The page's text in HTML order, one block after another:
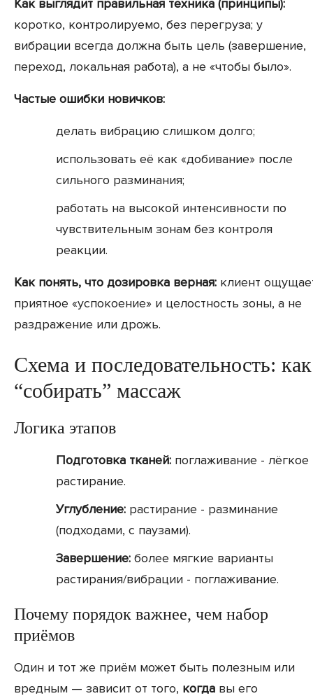
Как выглядит правильная техника (принципы):
коротко, контролируемо, без перегруза; у
вибрации всегда должна быть цель (завершение,
переход, локальная работа), а не «чтобы было».
Частые ошибки новичков:
делать вибрацию слишком долго;
использовать её как «добивание» после
сильного разминания;
работать на высокой интенсивности по
чувствительным зонам без контроля
реакции.
Как понять, что дозировка верная: клиент
приятное «успокоение» и целостность зоны, а не
раздражение или дрожь.
Схема и последовательность: как
“собирать” массаж
Логика этапов
Подготовка тканей: поглаживание - лёгкое
растирание.
Углубление: растирание - разминание
(подходами, с паузами).
Завершение: более мягкие варианты
растирания/вибрации - поглаживание.
Почему порядок важнее, чем набор
приёмов
Один и тот же приём может быть полезным или
вредным — зависит от того, когда вы его